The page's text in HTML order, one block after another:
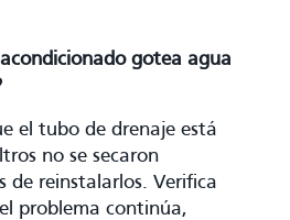
gotea agua
el tubo de drenaje está
no se secaron
de reinstalarlos. Verifica
problema continúa,